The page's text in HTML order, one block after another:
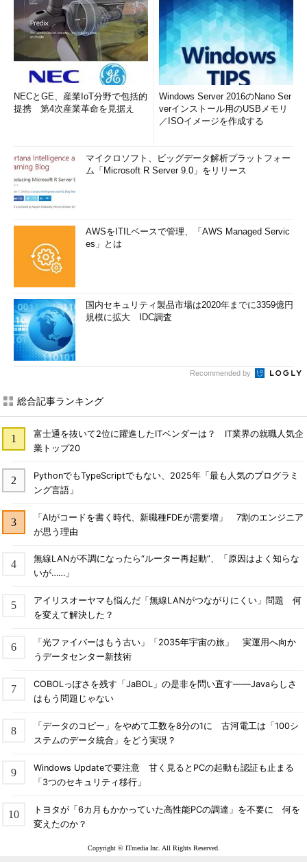
NECとGE、産業IoT分野で包括的
提携 第4次産業革命を見据え
Windows Server 2016のNano Ser
verインストール用のUSBメモリ
／ISOイメージを作成する
マイクロソフト、ビッグデータ解析プラットフォー
ム「Microsoft R Server 9.0」をリリース
AWSをITILベースで管理、「AWS Managed Servic
es」とは
国内セキュリティ製品市場は2020年までに3359億円
規模に拡大 IDC調査
Recommended by
総合記事ランキング
富士通を抜いて2位に躍進したITベンダーは？ IT業界の就職人気企
業トップ20
PythonでもTypeScriptでもない、2025年「最も人気のプログラミ
ング言語」
「AIがコードを書く時代、新職種FDEが需要増」 7割のエンジニア
が思う理由
無線LANが不調になったら“ルーター再起動”、「原因はよく知らな
いが……」
アイリスオーヤマも悩んだ「無線LANがつながりにくい」問題 何
を変えて解決した？
「光ファイバーはもう古い」「2035年宇宙の旅」 実運用へ向か
うデータセンター新技術
COBOLっぽさを残す「JaBOL」の是非を問い直す――Javaらしさ
はもう問題じゃない
「データのコピー」をやめて工数を8分の1に 古河電工は「100シ
ステムのデータ統合」をどう実現？
Windows Updateで要注意 甘く見るとPCの起動も認証も止まる
「3つのセキュリティ移行」
トヨタが「6カ月もかかっていた高性能PCの調達」を不要に 何を
変えたのか？
Copyright © ITmedia Inc. All Rights Reserved.